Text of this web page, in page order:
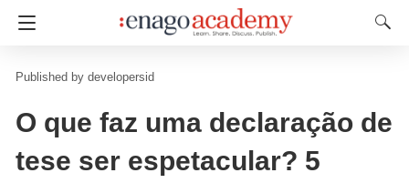
developersid
O que faz uma declaração de
tese ser espetacular? 5